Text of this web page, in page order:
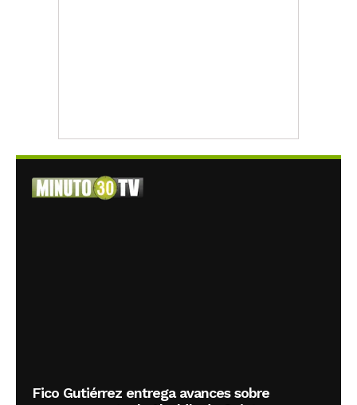
Fico Gutiérrez entrega avances sobre